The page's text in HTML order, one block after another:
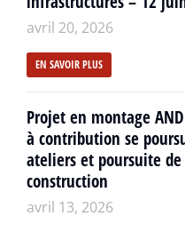
avril 20, 2026
EN SAVOIR PLUS
Projet en montage
à contribution se
ateliers et poursuite
construction
avril 13, 2026